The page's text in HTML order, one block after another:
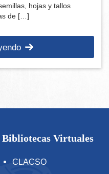
hojas y tallos
de […]
Bibliotecas Virtuales
CLACSO